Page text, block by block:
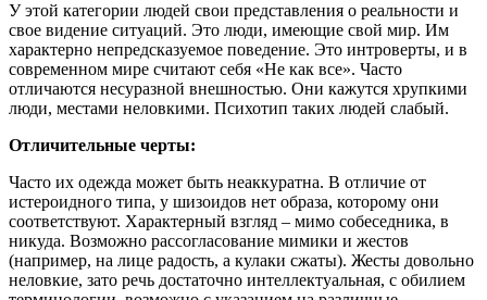
У этой категории людей свои представления о реальности и
свое видение ситуаций. Это люди, имеющие свой мир. Им
характерно непредсказуемое поведение. Это интроверты, и в
современном мире считают себя «Не как все». Часто
отличаются несуразной внешностью. Они кажутся хрупкими
люди, местами неловкими. Психотип таких людей слабый.
Отличительные черты:
Часто их одежда может быть неаккуратна. В отличие от
истероидного типа, у шизоидов нет образа, которому они
соответствуют. Характерный взгляд – мимо собеседника, в
никуда. Возможно рассогласование мимики и жестов
(например, на лице радость, а кулаки сжаты). Жесты довольно
неловкие, зато речь достаточно интеллектуальная, с обилием